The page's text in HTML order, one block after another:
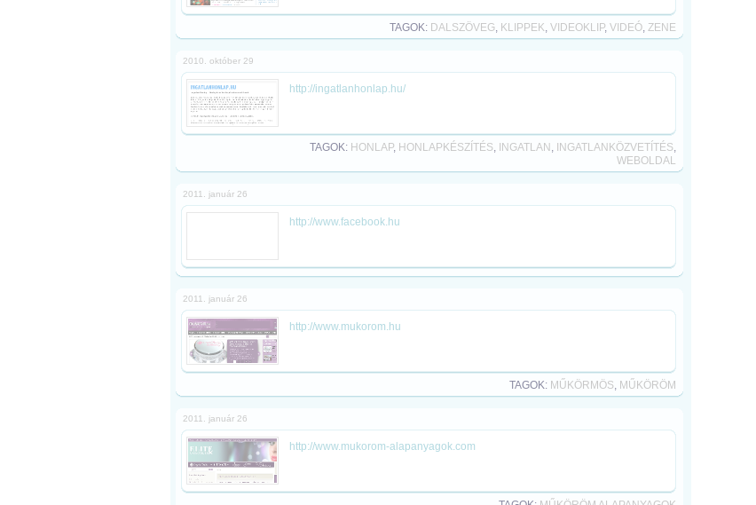
TAGOK: DALSZÖVEG, KLIPPEK, VIDEOKLIP, VIDEÓ, ZENE
2010. október 29
http://ingatlanhonlap.hu/
TAGOK: HONLAP, HONLAPKÉSZÍTÉS, INGATLAN , INGATLANKÖZVETÍTÉS,
WEBOLDAL
2011. január 26
http://www.facebook.hu
2011. január 26
http://www.mukorom.hu
TAGOK: MŰKÖRMÖS, MŰKÖRÖM
2011. január 26
http://www.mukorom-alapanyagok.com